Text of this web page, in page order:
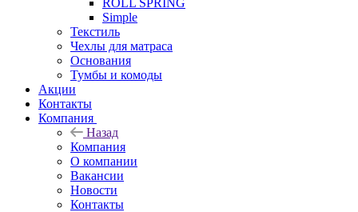
ROLL SPRING
Simple
Текстиль
Чехлы для матраса
Основания
Тумбы и комоды
Акции
Контакты
Компания
Назад
Компания
О компании
Вакансии
Новости
Контакты